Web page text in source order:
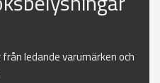
ledande varumärken och